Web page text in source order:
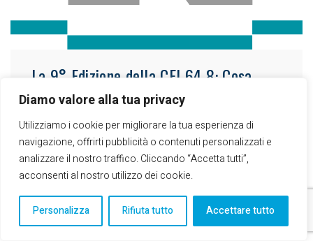
Diamo valore alla tua privacy
Utilizziamo i cookie per migliorare la tua esperienza di
navigazione, offrirti pubblicità o contenuti personalizzati e
analizzare il nostro traffico. Cliccando “Accetta tutti”,
acconsenti al nostro utilizzo dei cookie.
Personalizza Rifiuta tutto Accettare tutto
La 9° Edizione della CEI 64-8: Cosa
Cambia per Elettricisti e Progettisti, in
vigore dal 01/11/2024, le più importati
novità riassute in due documenti
pubblicati dalla rivista TuttoNormel
TuttoNormel, una delle più importanti riviste di
divulgazione tecnica nel mondo degli impianti
elettrici e delle Automazioni a norma CEI 64-8